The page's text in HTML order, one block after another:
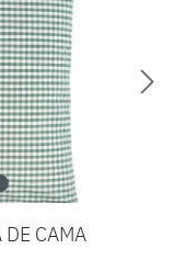
CAMA